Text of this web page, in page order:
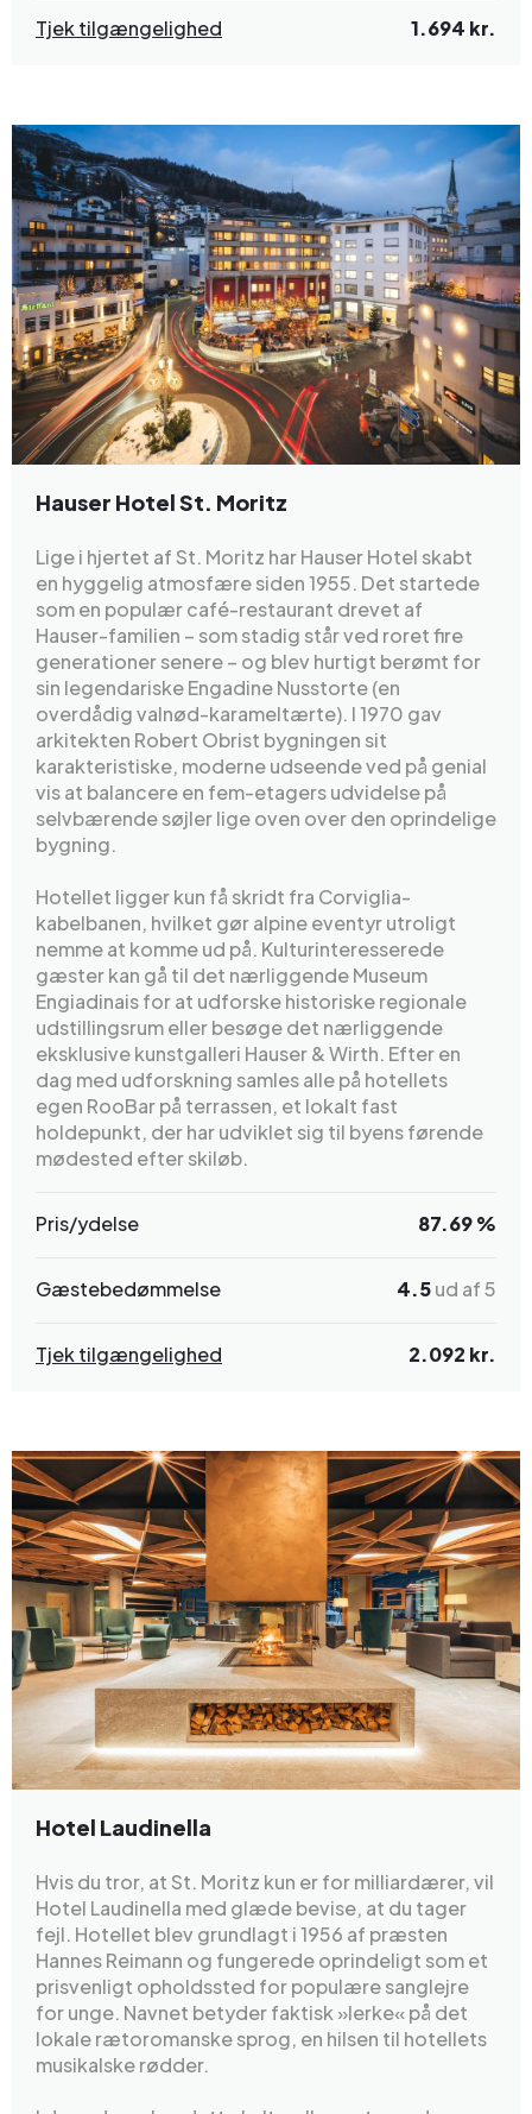
Tjek tilgængelighed 1.694 kr.
Hauser Hotel St. Moritz
Lige i hjertet af St. Moritz har Hauser Hotel skabt
en hyggelig atmosfære siden 1955. Det startede
som en populær café-restaurant drevet af
Hauser-familien – som stadig står ved roret fire
generationer senere – og blev hurtigt berømt for
sin legendariske Engadine Nusstorte (en
overdådig valnød-karameltærte). I 1970 gav
arkitekten Robert Obrist bygningen sit
karakteristiske, moderne udseende ved på genial
vis at balancere en fem-etagers udvidelse på
selvbærende søjler lige oven over den oprindelige
bygning.
Hotellet ligger kun få skridt fra Corviglia-
kabelbanen, hvilket gør alpine eventyr utroligt
nemme at komme ud på. Kulturinteresserede
gæster kan gå til det nærliggende Museum
Engiadinais for at udforske historiske regionale
udstillingsrum eller besøge det nærliggende
eksklusive kunstgalleri Hauser & Wirth. Efter en
dag med udforskning samles alle på hotellets
egen RooBar på terrassen, et lokalt fast
holdepunkt, der har udviklet sig til byens førende
mødested efter skiløb.
Pris/ydelse 87.69 %
Gæstebedømmelse 4.5ud af 5
Tjek tilgængelighed 2.092 kr.
Hotel Laudinella
Hvis du tror, at St. Moritz kun er for milliardærer, vil
Hotel Laudinella med glæde bevise, at du tager
fejl. Hotellet blev grundlagt i 1956 af præsten
Hannes Reimann og fungerede oprindeligt som et
prisvenligt opholdssted for populære sanglejre
for unge. Navnet betyder faktisk »lerke« på det
lokale rætoromanske sprog, en hilsen til hotellets
musikalske rødder.